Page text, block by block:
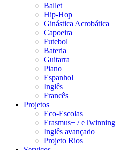
Ballet
Hip-Hop
Ginástica Acrobática
Capoeira
Futebol
Bateria
Guitarra
Piano
Espanhol
Inglês
Francês
Projetos
Eco-Escolas
Erasmus+ / eTwinning
Inglês avançado
Projeto Rios